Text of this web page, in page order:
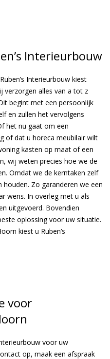
Interieurbouw
Interieurbouw kiest
verzorgen alles van a tot z
begint met een persoonlijk
en zullen het vervolgens
het nu gaat om een
of dat u horeca meubilair wilt
kasten op maat of een
wij weten precies hoe we de
Omdat we de kerntaken zelf
Zo garanderen we een
wens. In overleg met u als
uitgevoerd. Bovendien
oplossing voor uw situatie.
kiest u Ruben’s
voor
voor uw
op, maak een afspraak